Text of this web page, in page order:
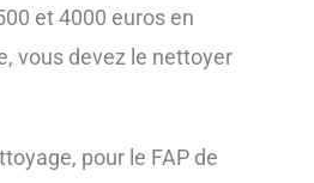
et 4000 euros en
vous devez le nettoyer
pour le FAP de